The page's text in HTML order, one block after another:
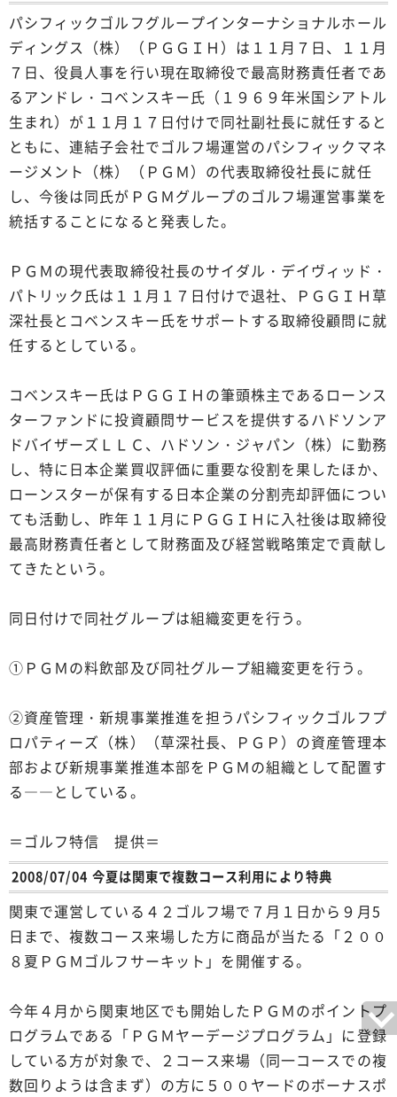
パシフィックゴルフグループインターナショナルホール
ディングス（株）（ＰＧＧＩＨ）は１１月７日、１１月
７日、役員人事を行い現在取締役で最高財務責任者であ
るアンドレ・コベンスキー氏（１９６９年米国シアトル
生まれ）が１１月１７日付けで同社副社長に就任すると
ともに、連結子会社でゴルフ場運営のパシフィックマネ
ージメント（株）（ＰＧＭ）の代表取締役社長に就任
し、今後は同氏がＰＧＭグループのゴルフ場運営事業を
統括することになると発表した。
ＰＧＭの現代表取締役社長のサイダル・デイヴィッド・
パトリック氏は１１月１７日付けで退社、ＰＧＧＩＨ草
深社長とコベンスキー氏をサポートする取締役顧問に就
任するとしている。
コベンスキー氏はＰＧＧＩＨの筆頭株主であるローンス
ターファンドに投資顧問サービスを提供するハドソンア
ドバイザーズＬＬＣ、ハドソン・ジャパン（株）に勤務
し、特に日本企業買収評価に重要な役割を果したほか、
ローンスターが保有する日本企業の分割売却評価につい
ても活動し、昨年１１月にＰＧＧＩＨに入社後は取締役
最高財務責任者として財務面及び経営戦略策定で貢献し
てきたという。
同日付けで同社グループは組織変更を行う。
①ＰＧＭの料飲部及び同社グループ組織変更を行う。
②資産管理・新規事業推進を担うパシフィックゴルフプ
ロパティーズ（株）（草深社長、ＰＧＰ）の資産管理本
部および新規事業推進本部をＰＧＭの組織として配置す
る――としている。
＝ゴルフ特信 提供＝
2008/07/04 今夏は関東で複数コース利用により特典
関東で運営している４２ゴルフ場で７月１日から９月5
日まで、複数コース来場した方に商品が当たる「２００
８夏ＰＧＭゴルフサーキット」を開催する。
今年４月から関東地区でも開始したＰＧＭのポイントプ
ログラムである「ＰＧＭヤーデージプログラム」に登録
している方が対象で、２コース来場（同一コースでの複
数回りようは含まず）の方に５００ヤードのボーナスポ